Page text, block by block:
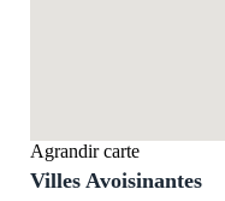
Agrandir carte
Villes Avoisinantes